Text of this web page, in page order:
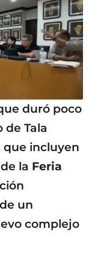
duró poco
de Tala
que incluyen
la Feria
un
complejo